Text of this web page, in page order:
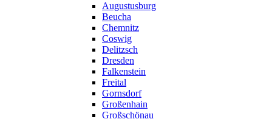
Augustusburg
Beucha
Chemnitz
Coswig
Delitzsch
Dresden
Falkenstein
Freital
Gornsdorf
Großenhain
Großschönau